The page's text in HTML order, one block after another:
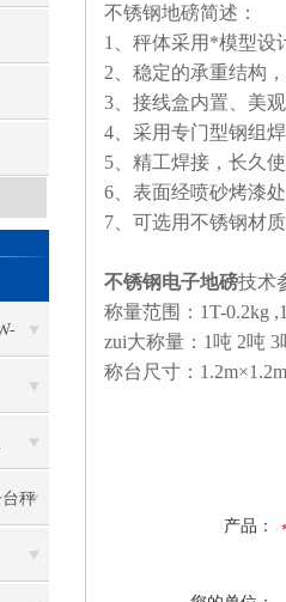
秤
不锈钢地磅简述：
1、秤体采用*模型设
2、稳定的承重结构
3、接线盒内置、美
4、采用专门型钢组
5、精工焊接，长久
6、表面经喷砂烤漆
7、可选用不锈钢材
不锈钢电子地磅技术
称量范围：1T-0.2kg
zui大称量：1吨 2
称台尺寸：
产品：